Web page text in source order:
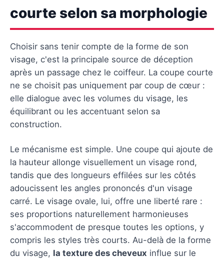
courte selon sa morphologie
Choisir sans tenir compte de la forme de son
visage, c'est la principale source de déception
après un passage chez le coiffeur. La coupe courte
ne se choisit pas uniquement par coup de cœur :
elle dialogue avec les volumes du visage, les
équilibrant ou les accentuant selon sa
construction.
Le mécanisme est simple. Une coupe qui ajoute de
la hauteur allonge visuellement un visage rond,
tandis que des longueurs effilées sur les côtés
adoucissent les angles prononcés d'un visage
carré. Le visage ovale, lui, offre une liberté rare :
ses proportions naturellement harmonieuses
s'accommodent de presque toutes les options, y
compris les styles très courts. Au-delà de la forme
du visage, la texture des cheveux influe sur le